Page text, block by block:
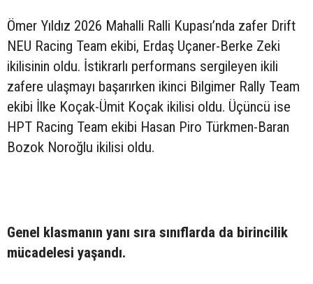
Ömer Yıldız 2026 Mahalli Ralli Kupası’nda zafer Drift
NEU Racing Team ekibi, Erdaş Uçaner-Berke Zeki
ikilisinin oldu. İstikrarlı performans sergileyen ikili
zafere ulaşmayı başarırken ikinci Bilgimer Rally Team
ekibi İlke Koçak-Ümit Koçak ikilisi oldu. Üçüncü ise
HPT Racing Team ekibi Hasan Piro Türkmen-Baran
Bozok Noroğlu ikilisi oldu.
Genel klasmanın yanı sıra sınıflarda da birincilik
mücadelesi yaşandı.